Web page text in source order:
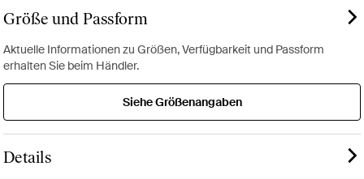
Größe und Passform
Aktuelle Informationen zu Größen, Verfügbarkeit und Passform
erhalten Sie beim Händler.
Siehe Größenangaben
Details